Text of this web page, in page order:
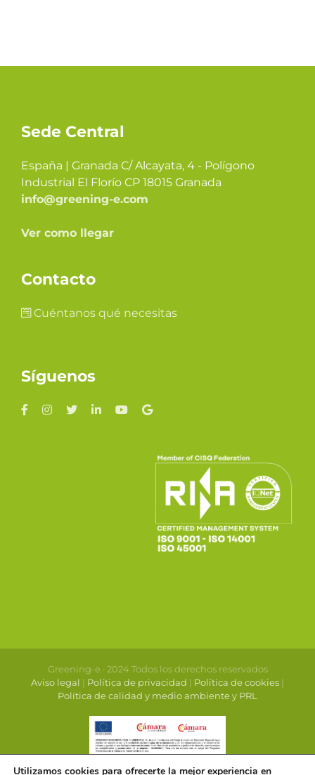
Sede Central
España | Granada C/ Alcayata, 4 - Polígono
Industrial El Florío CP 18015 Granada
info@greening-e.com
Ver como llegar
Contacto
Cuéntanos qué necesitas
Síguenos
Greening-e · 2024 Todos los derechos reservados
Aviso legal | Política de privacidad | Política de cookies |
Política de calidad y medio ambiente y PRL
Utilizamos cookies para ofrecerte la mejor experiencia en